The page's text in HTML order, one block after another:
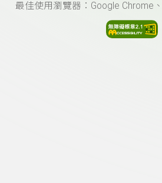
最佳使用瀏覽器：Google Chrome